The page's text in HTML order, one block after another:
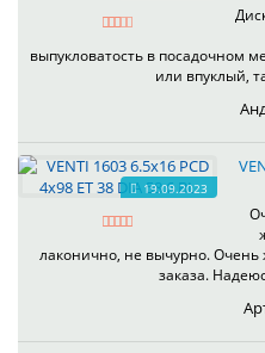
выпукловатость в посадочном
или впуклый,
19.09.2023
лаконично, не вычурно. Очень
заказа.